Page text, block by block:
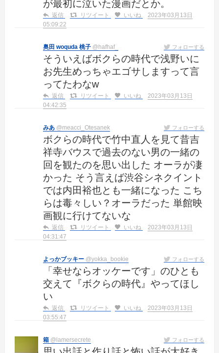
が最初に泣いた漫画だとか。
返信 リツイート いいね
2023年03月13日
05:09:22
奥田 woquda 桃子 @hafhaf_ フォローする
そういえばボクらの時代で浅野いに
お先生めっちゃエゴサしますって言
ってたわなw
返信 リツイート いいね
2023年03月13日
04:42:35
みあ @meacci_Otesanek フォローする
ボクらの時代で竹中直人を見て昔吉
祥寺バウスで過去のない男の一緒の
回を観たのを思い出した オーラが凄
かった そう言えば渋谷シネクイント
では内田裕也とも一緒になった こち
らは毒々しい？オーラだった 単館映
画観に行けてないな
返信 リツイート いいね
2023年03月13日
04:31:47
よっかブッキー @yokka_bookie フォローする
「幸せならオッケーです」のひとも
交えて『ボクらの時代』やってほし
い
返信 リツイート いいね
2023年03月13日
03:55:47
箱 @lamersecrete フォローする